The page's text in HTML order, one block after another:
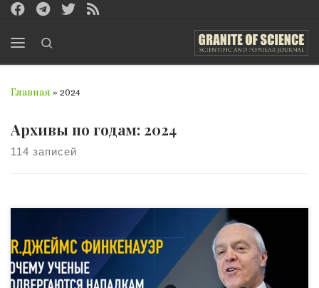
Перейти к содержимому
Главная » 2024
Архивы по годам: 2024
114 записей
В этом эксклюзивном интервью доктор Джеймс О.
Финкенауэр — эксперт по организованной
преступности, писатель, почетный профессор